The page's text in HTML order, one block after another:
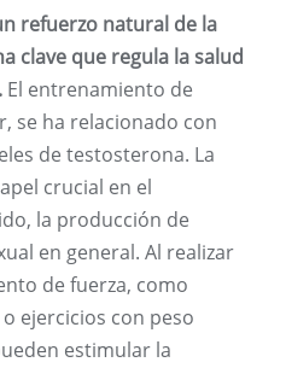
refuerzo natural de la
clave que regula la salud
El entrenamiento de
se ha relacionado con
de testosterona. La
crucial en el
la producción de
en general. Al realizar
de fuerza, como
ejercicios con peso
estimular la